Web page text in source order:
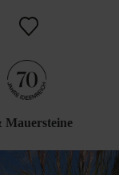
Mauersteine